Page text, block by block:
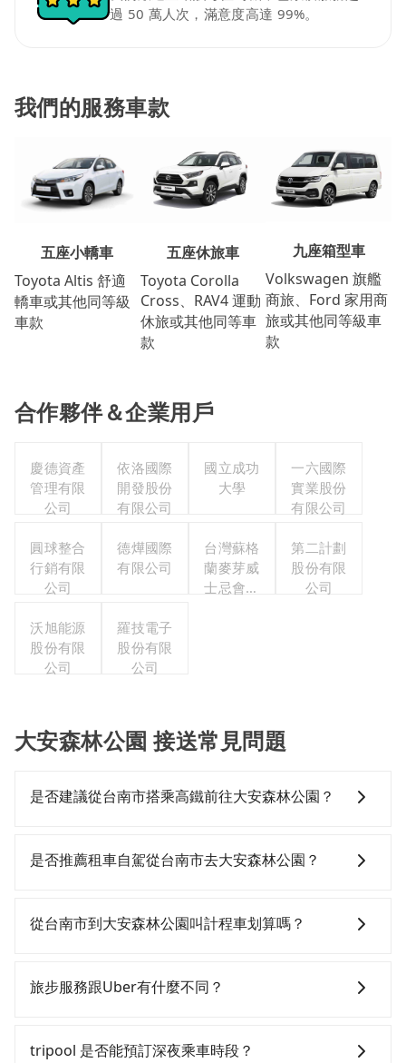
過 50 萬人次，滿意度高達 99%。
我們的服務車款
五座小轎車
Toyota Altis 舒適
轎車或其他同等級
車款
五座休旅車
Toyota Corolla
Cross、RAV4 運動
休旅或其他同等車
款
九座箱型車
Volkswagen 旗艦
商旅、Ford 家用商
旅或其他同等級車
款
合作夥伴＆企業用戶
慶德資產
管理有限
公司
依洛國際
開發股份
有限公司
國立成功
大學
一六國際
實業股份
有限公司
圓球整合
行銷有限
公司
德燁國際
有限公司
台灣蘇格
蘭麥芽威
士忌會所
第二計劃
股份有限
公司
沃旭能源
股份有限
公司
羅技電子
股份有限
公司
大安森林公園 接送常見問題
是否建議從台南市搭乘高鐵前往大安森林公園？
適、省時、較貴，且難叫計程車前往高鐵站！從最早
叫一輛計程車花費約800元、車程約40分鐘。抵達高鐵
前往台北高鐵站，每人票價1,350元，再用15分鐘出站、
等待車站前排班的計程車，搭上小黃後約花20分鐘、車
地。全程加上轉車時間共3小時8分鐘，假設4位同行，高
是否推薦租車自駕從台南市去大安森林公園？
時不需要閉目養神（因為要自己開車），最重要的是你
$115~205承租小轎車，每公里再額外加收$3.2，從台南
達目的地後多久原路返回），雖已將eTag和可能的每小
從台南市到大安森林公園叫計程車划算嗎？
灣大車隊、Uber、Line Taxi、Yoxi等，如果在路邊攔不
依照里程跳錶計算，價格約為6,295~7,600元間，但如改
旅步服務跟Uber有什麼不同？
中長程提供最優惠的價格。 (3) 全台服務，不分城市與郊
tripool 是否能預訂深夜乘車時段？